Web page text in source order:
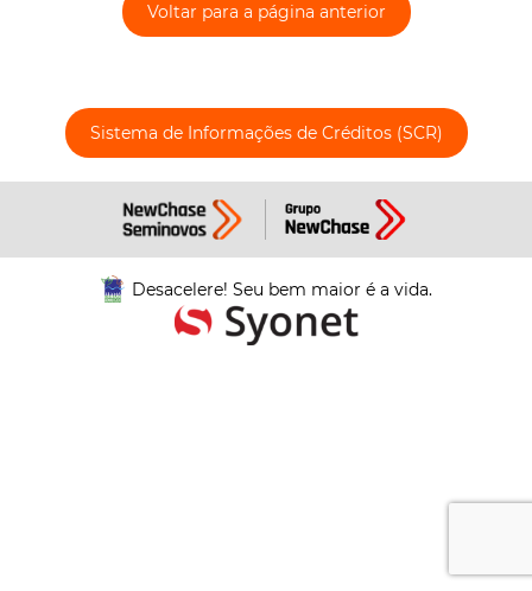
Voltar para a página anterior
Sistema de Informações de Créditos (SCR)
Desacelere! Seu bem maior é a vida.